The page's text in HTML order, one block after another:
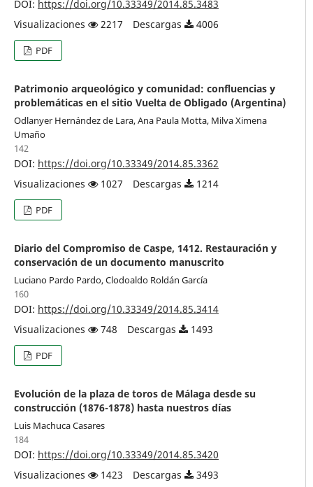
DOI: https://doi.org/10.33349/2014.85.3483
Visualizaciones
2217 Descargas 4006
PDF
Patrimonio arqueológico y comunidad: confluencias y
problemáticas en el sitio Vuelta de Obligado (Argentina)
Odlanyer Hernández de Lara, Ana Paula Motta, Milva Ximena
Umaño
142
DOI: https://doi.org/10.33349/2014.85.3362
Visualizaciones
1027 Descargas 1214
PDF
Diario del Compromiso de Caspe, 1412. Restauración y
conservación de un documento manuscrito
Luciano Pardo Pardo, Clodoaldo Roldán García
160
DOI: https://doi.org/10.33349/2014.85.3414
Visualizaciones
748 Descargas 1493
PDF
Evolución de la plaza de toros de Málaga desde su
construcción (1876-1878) hasta nuestros días
Luis Machuca Casares
184
DOI: https://doi.org/10.33349/2014.85.3420
Visualizaciones
1423 Descargas 3493